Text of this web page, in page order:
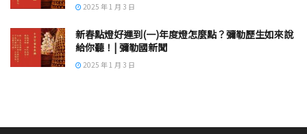
2025 年 1 月 3 日
新春點燈好運到(一)年度燈怎麼點？彌勒歷生如來說
給你聽！| 彌勒國新聞
2025 年 1 月 3 日